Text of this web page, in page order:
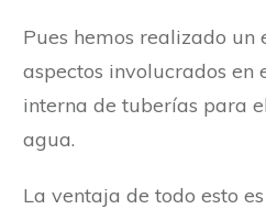
Pues hemos realizado un
aspectos involucrados en
interna de tuberías para
agua.
La ventaja de todo esto